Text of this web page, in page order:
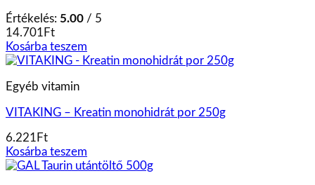
Értékelés: 5.00 / 5
14.701 Ft
Kosárba teszem
Egyéb vitamin
VITAKING – Kreatin monohidrát por 250g
6.221 Ft
Kosárba teszem